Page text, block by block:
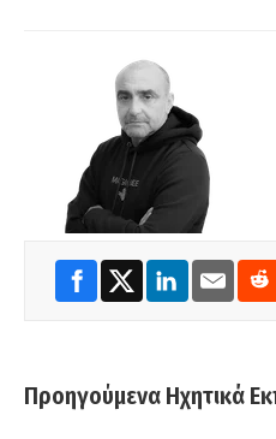
Προηγούμενα Ηχητικά